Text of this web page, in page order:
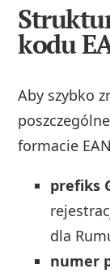
kodu
Aby szybko
formacie
prefiks
dla
numer